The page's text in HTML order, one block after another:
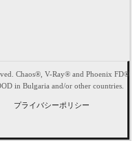
Chaos®, V-Ray® and Phoenix FD®
in Bulgaria and/or other countries.
プライバシーポリシー